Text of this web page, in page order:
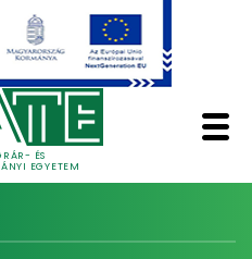
ÉS
EGYETEM